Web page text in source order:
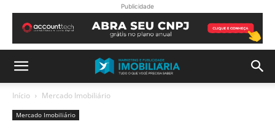
Publicidade
Início Mercado Imobiliário
Mercado Imobiliário